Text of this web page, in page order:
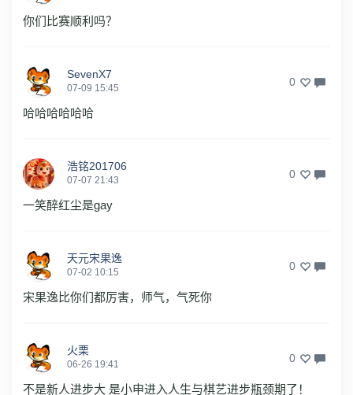
你们比赛顺利吗？
SevenX7
07-09 15:45 0
哈哈哈哈哈哈
浩铭201706
07-07 21:43 0
一笑醉红尘是gay
天元宋果逸
07-02 10:15 0
宋果逸比你们都厉害，师气，气死你
火栗
06-26 19:41 0
不是新人进步大 是小申进入人生与棋艺进步瓶颈期了！